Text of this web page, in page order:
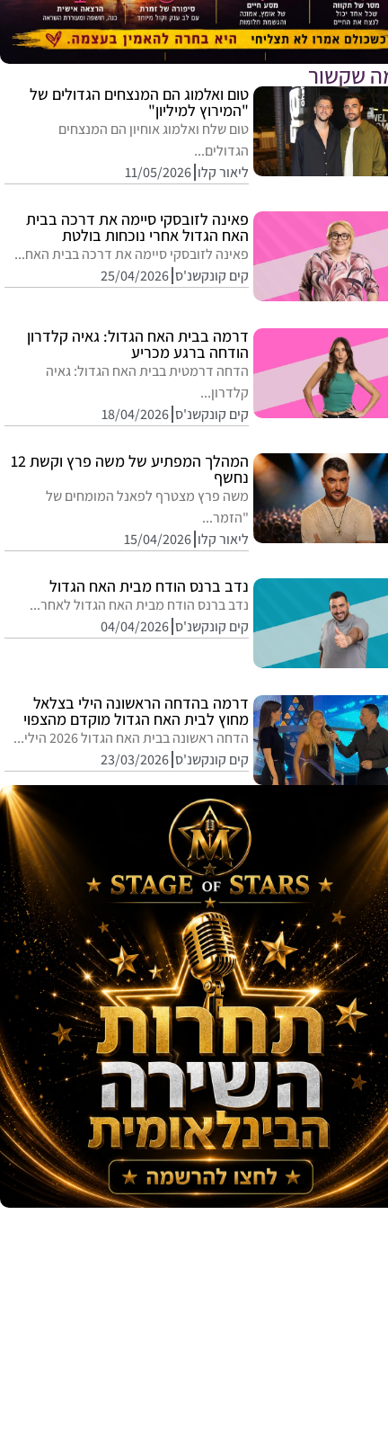
שקשור
טום ואלמוג הם המנצחים הגדולים של
"המירוץ למיליון"
טום שלח ואלמוג אוחיון הם המנצחים
הגדולים...
ליאור קלו 11/05/2026
פאינה לזובסקי סיימה את דרכה בבית
האח הגדול אחרי נוכחות בולטת
פאינה לזובסקי סיימה את דרכה בבית האח...
קים קונקשנ'ס 25/04/2026
דרמה בבית האח הגדול: גאיה קלדרון
הודחה ברגע מכריע
הדחה דרמטית בבית האח הגדול: גאיה
קלדרון...
קים קונקשנ'ס 18/04/2026
המהלך המפתיע של משה פרץ וקשת 12
נחשף
משה פרץ מצטרף לפאנל המומחים של
"הזמר...
ליאור קלו 15/04/2026
נדב ברנס הודח מבית האח הגדול
נדב ברנס הודח מבית האח הגדול לאחר...
קים קונקשנ'ס 04/04/2026
דרמה בהדחה הראשונה הילי בצלאל
מחוץ לבית האח הגדול מוקדם מהצפוי
הדחה ראשונה בבית האח הגדול 2026 הילי...
קים קונקשנ'ס 23/03/2026